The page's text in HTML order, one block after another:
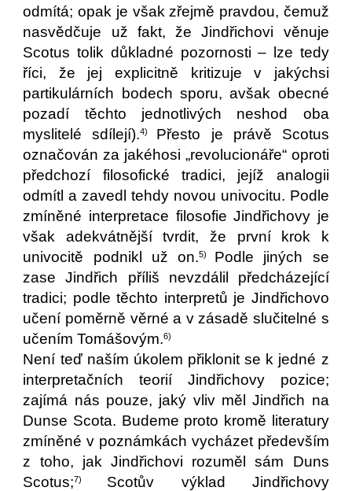
odmítá; opak je však zřejmě pravdou, čemuž
nasvědčuje už fakt, že Jindřichovi věnuje
Scotus tolik důkladné pozornosti – lze tedy
říci, že jej explicitně kritizuje v jakýchsi
partikulárních bodech sporu, avšak obecné
pozadí těchto jednotlivých neshod oba
myslitelé sdílejí).4) Přesto je právě Scotus
označován za jakéhosi „revolucionáře“ oproti
předchozí filosofické tradici, jejíž analogii
odmítl a zavedl tehdy novou univocitu. Podle
zmíněné interpretace filosofie Jindřichovy je
však adekvátnější tvrdit, že první krok k
univocitě podnikl už on.5) Podle jiných se
zase Jindřich příliš nevzdálil předcházející
tradici; podle těchto interpretů je Jindřichovo
učení poměrně věrné a v zásadě slučitelné s
učením Tomášovým.6)
Není teď naším úkolem přiklonit se k jedné z
interpretačních teorií Jindřichovy pozice;
zajímá nás pouze, jaký vliv měl Jindřich na
Dunse Scota. Budeme proto kromě literatury
zmíněné v poznámkách vycházet především
z toho, jak Jindřichovi rozuměl sám Duns
Scotus;7) Scotův výklad Jindřichovy